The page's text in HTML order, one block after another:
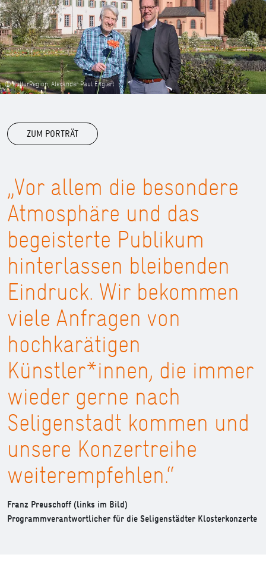
© KulturRegion, Alexander Paul Englert
ZUM PORTRÄT
„Vor allem die besondere
Atmosphäre und das
begeisterte Publikum
hinterlassen bleibenden
Eindruck. Wir bekommen
viele Anfragen von
hochkarätigen
Künstler*innen, die immer
wieder gerne nach
Seligenstadt kommen und
unsere Konzertreihe
weiterempfehlen.“
Franz Preuschoff (links im Bild)
Programmverantwortlicher für die Seligenstädter Klosterkonzerte